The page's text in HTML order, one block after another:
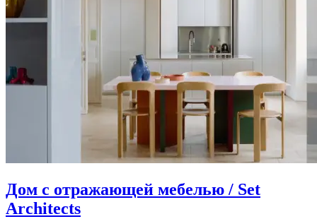
Дом с отражающей мебелью / Set
Architects